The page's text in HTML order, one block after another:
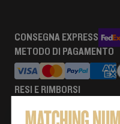
CONSEGNA EXPRESS
METODO DI PAGAMENTO
RESI E RIMBORSI